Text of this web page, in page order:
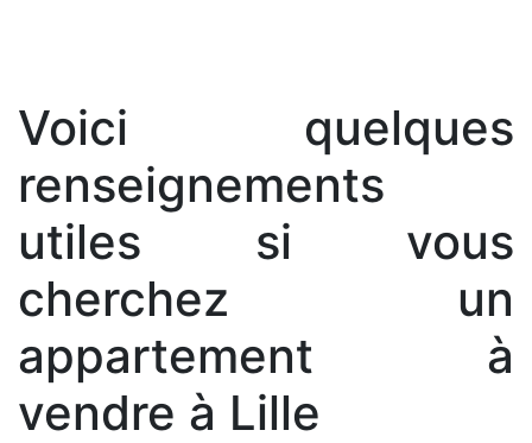
Voici quelques
renseignements
utiles si vous
cherchez un
appartement à
vendre à Lille